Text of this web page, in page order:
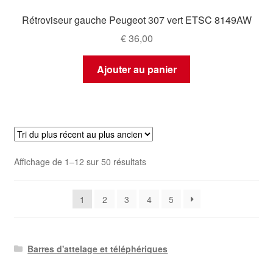
Rétroviseur gauche Peugeot 307 vert ETSC 8149AW
€36,00
Ajouter au panier
Affichage de 1–12 sur 50 résultatsTrié
récent
1 2 3 4 5
Barres d'attelage et téléphériques